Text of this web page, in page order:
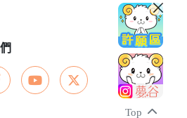
Top